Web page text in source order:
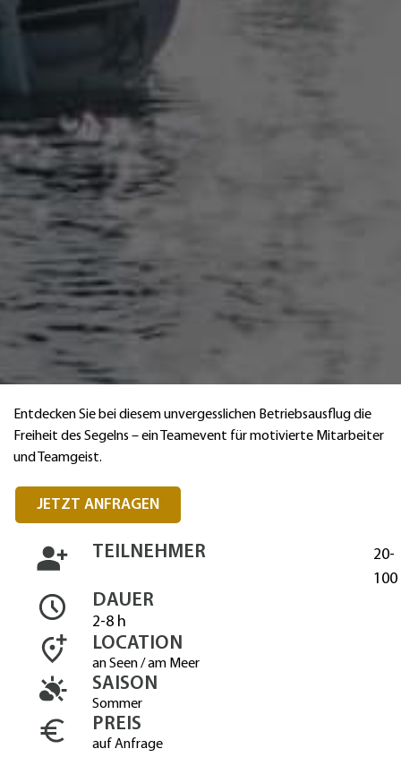
Entdecken Sie bei diesem unvergesslichen Betriebsausflug die
Freiheit des Segelns – ein Teamevent für motivierte Mitarbeiter
und Teamgeist.
JETZT ANFRAGEN
TEILNEHMER
20-
100
DAUER
2-8 h
LOCATION
an Seen / am Meer
SAISON
Sommer
PREIS
auf Anfrage